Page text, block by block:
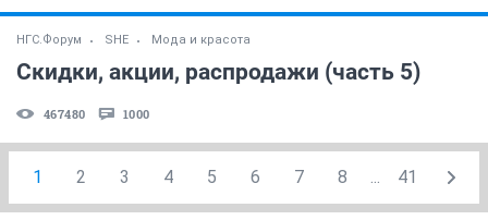
НГС.Форум SHE Мода и красота
Скидки, акции, распродажи (часть 5)
467480 1000
1 2 3 4 5 6 7 8 41